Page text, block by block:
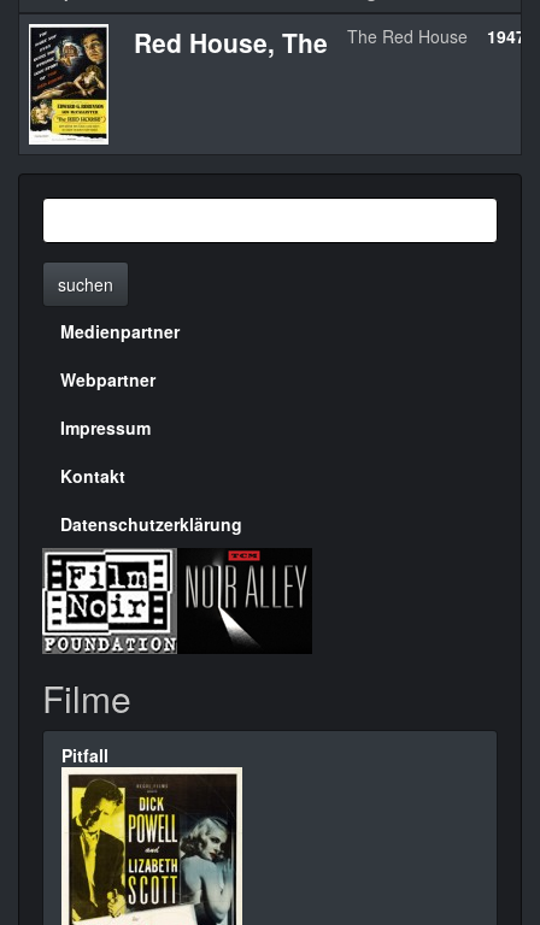
Red House, The The Red House 1947
suchen
Menülinks
rechte
Seite
Medienpartner
Webpartner
Impressum
Kontakt
Datenschutzerklärung
Filme
Pitfall